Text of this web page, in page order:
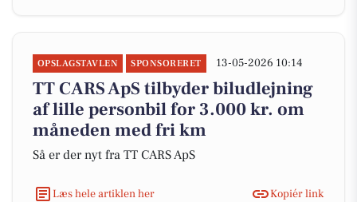
OPSLAGSTAVLEN SPONSORERET 13-05-2026 10:14
TT CARS ApS tilbyder biludlejning
af lille personbil for 3.000 kr. om
måneden med fri km
Så er der nyt fra TT CARS ApS
Læs hele artiklen her Kopiér link